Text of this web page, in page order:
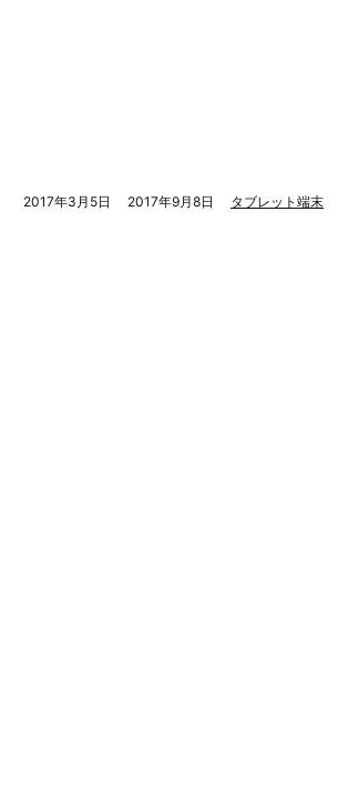
2017年3月5日 2017年9月8日 タブレット端末